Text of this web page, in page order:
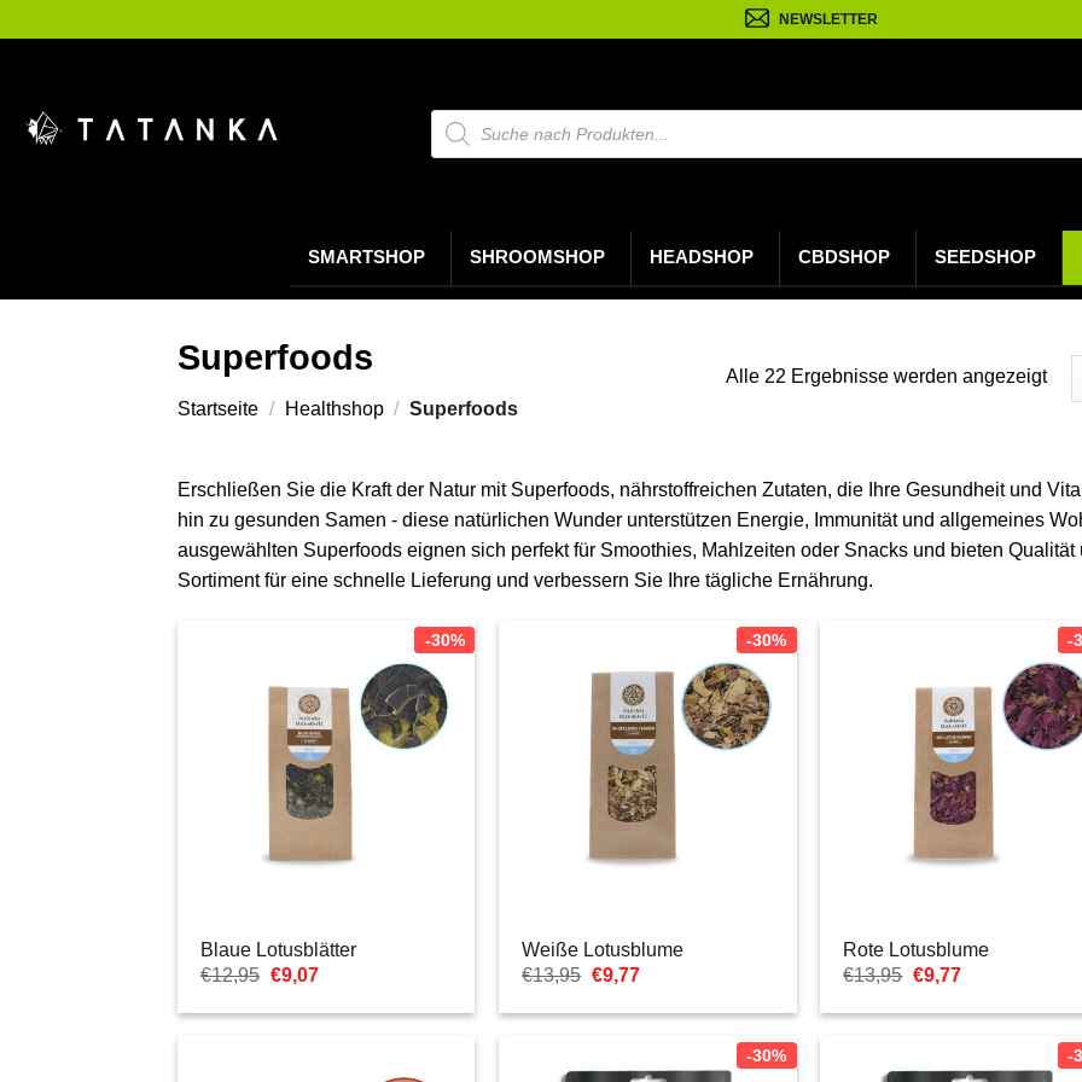
Inhalt
NEWSLETTER
Suche
nach
Produkten
SMARTSHOP SHROOMSHOP HEADSHOP CBDSHOP SEEDSHOP
Superfoods
Startseite / Healthshop / Superfoods
Alle 22 Ergebnisse werden angezeigt
Erschließen Sie die Kraft der Natur mit Superfoods, nährstoffreichen Zutaten, die Ihre Gesundheit und
hin zu gesunden Samen - diese natürlichen Wunder unterstützen Energie, Immunität und allgemeines
ausgewählten Superfoods eignen sich perfekt für Smoothies, Mahlzeiten oder Snacks und bieten
Sortiment für eine schnelle Lieferung und verbessern Sie Ihre tägliche Ernährung.
-30%
Blaue Lotusblätter
€12,95 Ursprünglicher
war:
€9,07Aktueller
ist:
-30%
Weiße Lotusblume
€13,95 Ursprünglicher
war:
€9,77Aktueller
ist:
-
Rote Lotusblume
€13,95 Ursprünglicher
war:
€9,77Aktueller
ist:
-30% -